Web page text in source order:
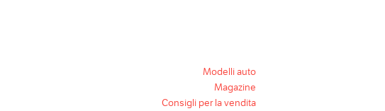
Modelli auto
Magazine
Consigli per la vendita